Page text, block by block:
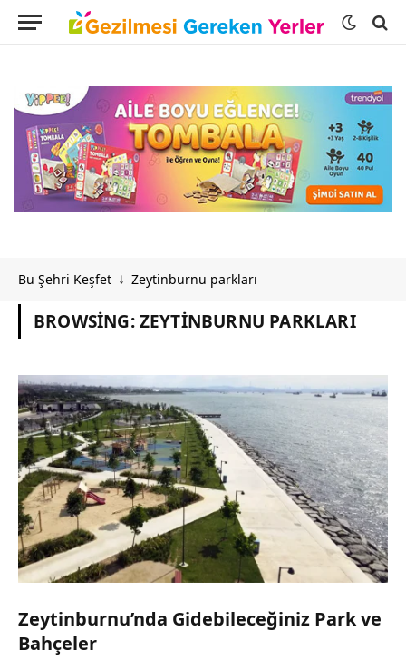
Bu Şehri Keşfet ↓ Zeytinburnu parkları
BROWSING:ZEYTINBURNU PARKLARI
Zeytinburnu’nda Gidebileceğiniz Park ve
Bahçeler